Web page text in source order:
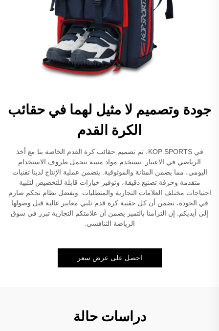
جودة وتصميم لا مثيل لهما في حقائب
الكرة القدم
في KOP SPORTS، تم تصميم حقائب كرة القدم الخاصة بنا مع أخذ
الرياضي في الاعتبار. نستخدم مواد متينة تتحمل ظروف الاستخدام
اليومي، مما يضمن المتانة والموثوقية. يتضمن عملية الإنتاج لدينا تقنيات
متقدمة وحرفة تصنيع دقيقة، وتوفير خيارات قابلة للتخصيص لتلبية
احتياجات مختلف العلامات التجارية والمتطلبات. وبفضل نظام تحكم صارم
في الجودة، نضمن أن كل حقيبة كرة قدم تلبي معايير عالية قبل وصولها
إلى أيديكم. إن التزامنا بالتميز يضمن أن علامتكم التجارية تبرز في سوق
الرياضة التنافسي.
احصل على عرض سعر
دراسات حالة